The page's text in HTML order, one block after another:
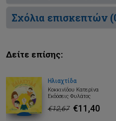
Σχόλια επισκεπτών (
Δείτε επίσης:
Ηλιαχτίδα
Κοκκινίδου Κατερίνα
Εκδόσεις Φυλάτος
€12,67 €11,40